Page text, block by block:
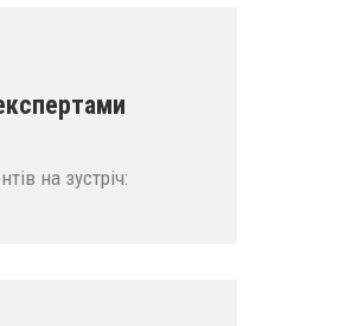
на зустріч: